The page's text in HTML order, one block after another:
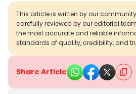
This article is written by our
carefully reviewed by our editorial
the most accurate and reliable
standards of quality, credibility, and
Share Article